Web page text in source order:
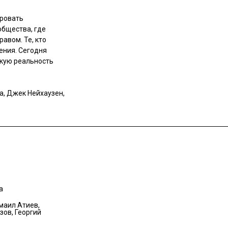
где
Те, кто
Сегодня
реальность
Джек Нейхаузен,
Атиев,
Георгий